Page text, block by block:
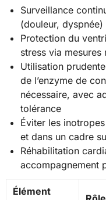
Surveillance
(douleur, dyspnée)
Protection du
stress via
Utilisation
de l’enzyme de
nécessaire, avec
tolérance
Éviter les
et dans un cadre
Réhabilitation
accompagnement
Élément